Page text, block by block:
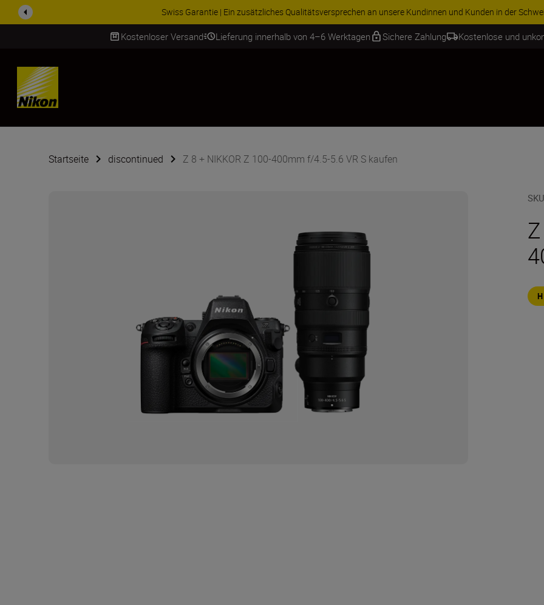
Swiss Garantie | Ein zusätzliches Qualitätsversprechen an unsere Kundinnen und Kunden in der
Kostenloser Versand Lieferung innerhalb von 4–6 Werktagen Sichere Zahlung Kostenlose und
SKIP
Startseite discontinued Z 8 + NIKKOR Z 100-400mm f/4.5-5.6 VR S kaufen